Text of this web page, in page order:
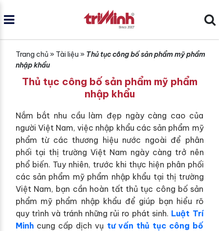
Trang chủ» Tài liệu » Thủ tục công bố sản phẩm mỹ phẩm
nhập khẩu
Thủ tục công bố sản phẩm mỹ phẩm
nhập khẩu
Nắm bắt nhu cầu làm đẹp ngày càng cao của
người Việt Nam, việc nhập khẩu các sản phẩm mỹ
phẩm từ các thương hiệu nước ngoài để phân
phối tại thị trường Việt Nam ngày càng trở nên
phổ biến. Tuy nhiên, trước khi thực hiện phân phối
các sản phẩm mỹ phẩm nhập khẩu tại thị trường
Việt Nam, bạn cần hoàn tất thủ tục công bố sản
phẩm mỹ phẩm nhập khẩu để giúp bạn hiểu rõ
quy trình và tránh những rủi ro phát sinh. Luật Trí
Minhcung cấp dịch vụ tư vấn thủ tục công bố